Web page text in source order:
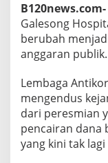
i
a
D
i
a
k
k
a
n
B120news.com-
Galesong
berubah
anggaran publik.
Lembaga
mengendus
dari peresmian
pencairan dana
yang kini tak